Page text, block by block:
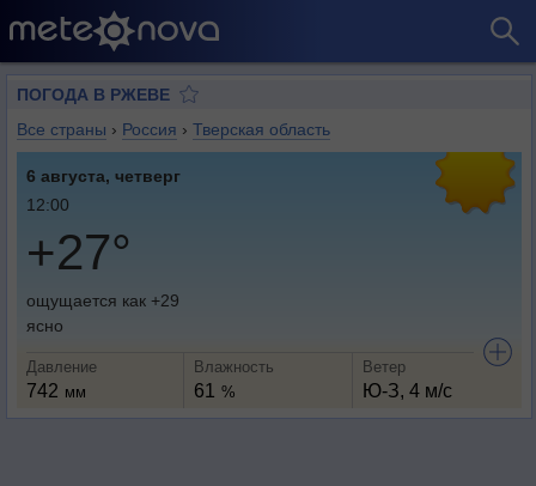
ПОГОДА В РЖЕВЕ
Все страны › Россия › Тверская область
6 августа, четверг
12:00
+27°
ощущается как +29
ясно
Давление
742 мм
Влажность
61 %
Ветер
Ю-З, 4 м/с